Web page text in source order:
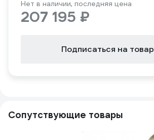
Нет в наличии, последняя цена
207 195 ₽
Подписаться на товар
Сопутствующие товары